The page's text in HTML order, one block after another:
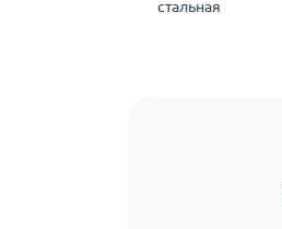
стальная